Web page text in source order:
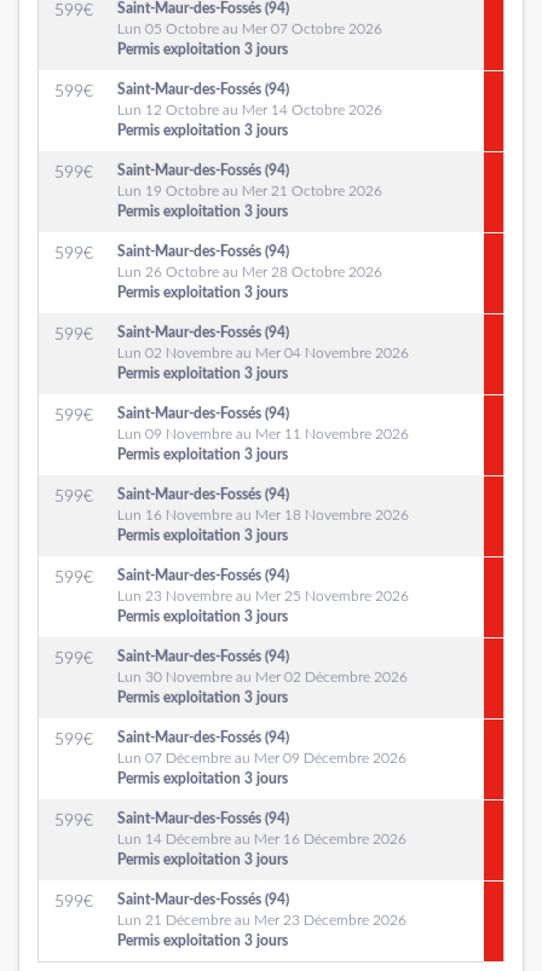
599€
Saint-Maur-des-Fossés (94)
Lun 05 Octobre au Mer 07 Octobre 2026
Permis exploitation 3 jours
599€
Saint-Maur-des-Fossés (94)
Lun 12 Octobre au Mer 14 Octobre 2026
Permis exploitation 3 jours
599€
Saint-Maur-des-Fossés (94)
Lun 19 Octobre au Mer 21 Octobre 2026
Permis exploitation 3 jours
599€
Saint-Maur-des-Fossés (94)
Lun 26 Octobre au Mer 28 Octobre 2026
Permis exploitation 3 jours
599€
Saint-Maur-des-Fossés (94)
Lun 02 Novembre au Mer 04 Novembre 2026
Permis exploitation 3 jours
599€
Saint-Maur-des-Fossés (94)
Lun 09 Novembre au Mer 11 Novembre 2026
Permis exploitation 3 jours
599€
Saint-Maur-des-Fossés (94)
Lun 16 Novembre au Mer 18 Novembre 2026
Permis exploitation 3 jours
599€
Saint-Maur-des-Fossés (94)
Lun 23 Novembre au Mer 25 Novembre 2026
Permis exploitation 3 jours
599€
Saint-Maur-des-Fossés (94)
Lun 30 Novembre au Mer 02 Décembre 2026
Permis exploitation 3 jours
599€
Saint-Maur-des-Fossés (94)
Lun 07 Décembre au Mer 09 Décembre 2026
Permis exploitation 3 jours
599€
Saint-Maur-des-Fossés (94)
Lun 14 Décembre au Mer 16 Décembre 2026
Permis exploitation 3 jours
599€
Saint-Maur-des-Fossés (94)
Lun 21 Décembre au Mer 23 Décembre 2026
Permis exploitation 3 jours